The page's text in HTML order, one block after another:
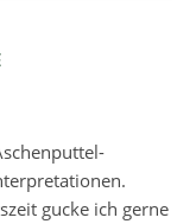
gucke ich gerne